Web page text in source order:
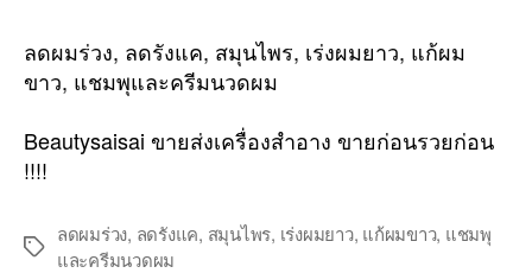
ลดผมร่วง, ลดรังแค, สมุนไพร, เร่งผมยาว, แก้ผม
ขาว, แชมพุและครีมนวดผม
Beautysaisai ขายส่งเครื่องสำอาง ขายก่อนรวยก่อน
!!!!
Tags
ลดผมร่วง, ลดรังแค, สมุนไพร, เร่งผมยาว, แก้ผมขาว, แชมพุ
และครีมนวดผม